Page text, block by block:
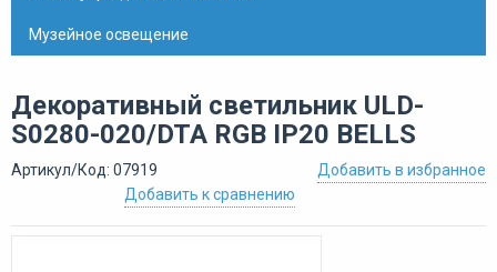
Музейное освещение
Декоративный светильник ULD-
S0280-020/DTA RGB IP20 BELLS
Артикул/Код: 07919
Добавить в избранное
Добавить к сравнению